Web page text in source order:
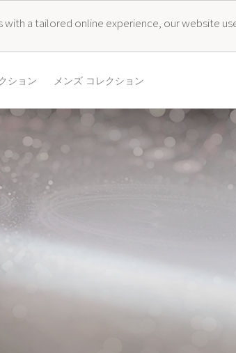
a tailored online experience, our website
ション メンズ コレクション